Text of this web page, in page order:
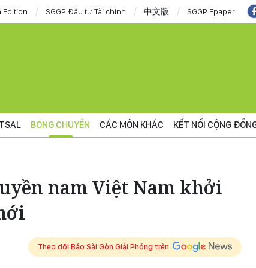
Edition SGGP Đầu tư Tài chính 中文版 SGGP Epaper
BÓNG CHUYỀN CÁC MÔN KHÁC KẾT NỐI CỘNG
nam Việt Nam khởi
Theo dõi Báo Sài Gòn Giải Phóng trên